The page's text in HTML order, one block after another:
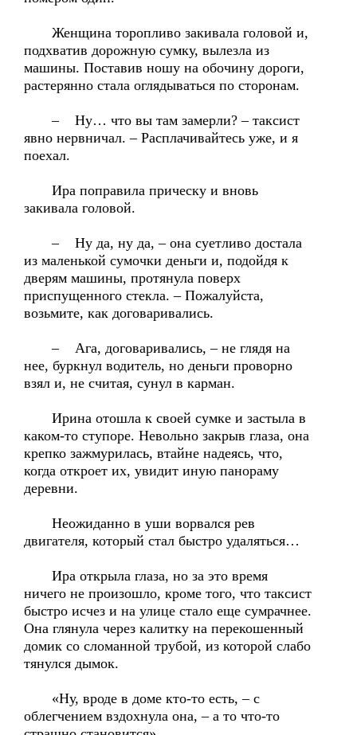
Женщина торопливо закивала головой и,
подхватив дорожную сумку, вылезла из
машины. Поставив ношу на обочину дороги,
растерянно стала оглядываться по сторонам.
– Ну… что вы там замерли? – таксист
явно нервничал. – Расплачивайтесь уже, и я
поехал.
Ира поправила прическу и вновь
закивала головой.
– Ну да, ну да, – она суетливо достала
из маленькой сумочки деньги и, подойдя к
дверям машины, протянула поверх
приспущенного стекла. – Пожалуйста,
возьмите, как договаривались.
– Ага, договаривались, – не глядя на
нее, буркнул водитель, но деньги проворно
взял и, не считая, сунул в карман.
Ирина отошла к своей сумке и застыла в
каком-то ступоре. Невольно закрыв глаза, она
крепко зажмурилась, втайне надеясь, что,
когда откроет их, увидит иную панораму
деревни.
Неожиданно в уши ворвался рев
двигателя, который стал быстро удаляться…
Ира открыла глаза, но за это время
ничего не произошло, кроме того, что таксист
быстро исчез и на улице стало еще сумрачнее.
Она глянула через калитку на перекошенный
домик со сломанной трубой, из которой слабо
тянулся дымок.
«Ну, вроде в доме кто-то есть, – с
облегчением вздохнула она, – а то что-то